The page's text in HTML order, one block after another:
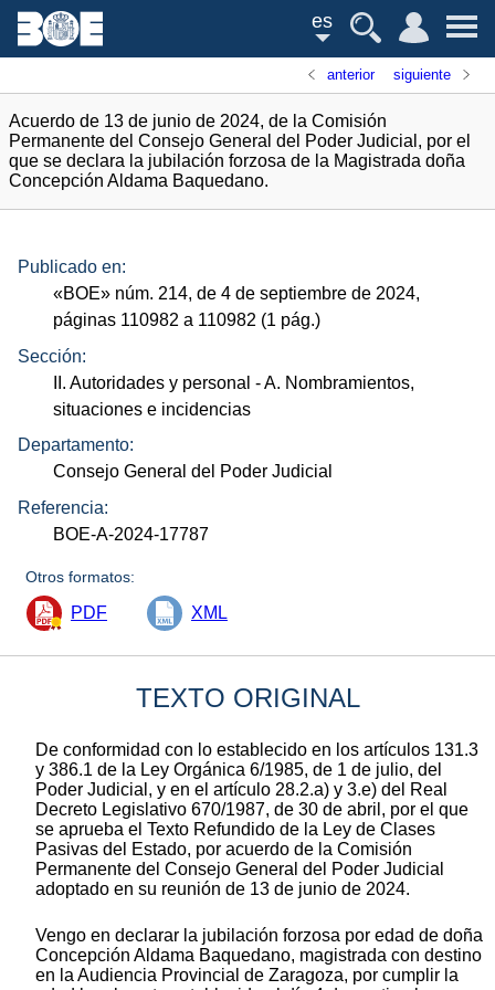
es
anterior siguiente
Acuerdo de 13 de junio de 2024, de la Comisión
Permanente del Consejo General del Poder Judicial, por el
que se declara la jubilación forzosa de la Magistrada doña
Concepción Aldama Baquedano.
Publicado en:
«BOE» núm. 214, de 4 de septiembre de 2024,
páginas 110982 a 110982 (1 pág.)
Sección:
II. Autoridades y personal - A. Nombramientos,
situaciones e incidencias
Departamento:
Consejo General del Poder Judicial
Referencia:
BOE-A-2024-17787
Otros formatos:
PDF XML
TEXTO ORIGINAL
De conformidad con lo establecido en los artículos 131.3
y 386.1 de la Ley Orgánica 6/1985, de 1 de julio, del
Poder Judicial, y en el artículo 28.2.a) y 3.e) del Real
Decreto Legislativo 670/1987, de 30 de abril, por el que
se aprueba el Texto Refundido de la Ley de Clases
Pasivas del Estado, por acuerdo de la Comisión
Permanente del Consejo General del Poder Judicial
adoptado en su reunión de 13 de junio de 2024.
Vengo en declarar la jubilación forzosa por edad de doña
Concepción Aldama Baquedano, magistrada con destino
en la Audiencia Provincial de Zaragoza, por cumplir la